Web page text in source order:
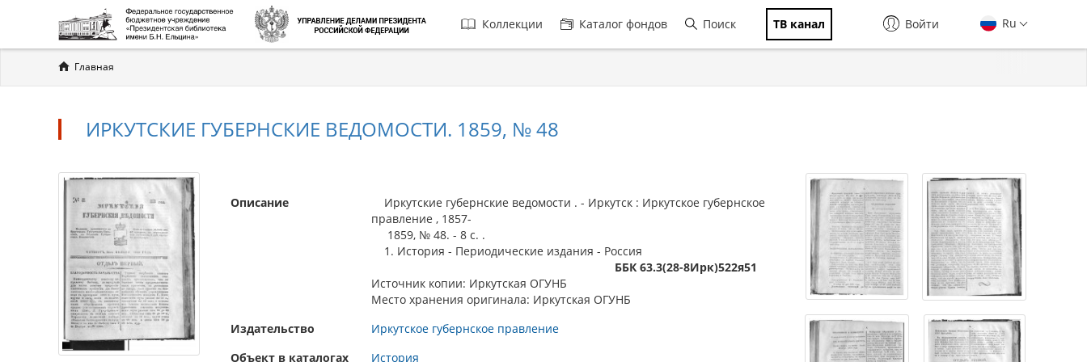
Главная
навигация
Коллекции Каталог фондов Поиск ТВ канал Ru
Войти
Вы
здесь
Главная
ИРКУТСКИЕ ГУБЕРНСКИЕ ВЕДОМОСТИ. 1859, № 48
Описание
Иркутские губернские ведомости . - Иркутск : Иркутское губернское
правление , 1857-
1859, № 48. - 8 с. .
1. История - Периодические издания - Россия
ББК 63.3(28-8Ирк)522я51
Источник копии: Иркутская ОГУНБ
Место хранения оригинала: Иркутская ОГУНБ
Издательство
Иркутское губернское правление
Объект в каталогах
История